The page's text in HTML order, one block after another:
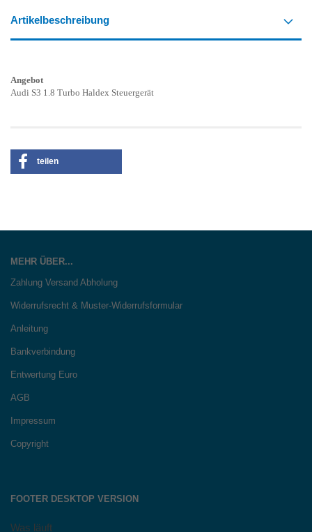
Artikelbeschreibung
Angebot
Audi S3 1.8 Turbo Haldex Steuergerät
teilen
MEHR ÜBER...
Zahlung Versand Abholung
Widerrufsrecht & Muster-Widerrufsformular
Anleitung
Bankverbindung
Entwertung Euro
AGB
Impressum
Copyright
FOOTER DESKTOP VERSION
Was läuft